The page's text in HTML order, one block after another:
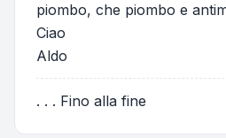
piombo, che piombo e
Ciao
Aldo
. . . Fino alla fine